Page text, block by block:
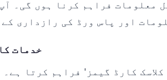
معلومات فراہم کرنا ہوں گی۔
اور پاس ورڈ کی رازداری
2. خدمات